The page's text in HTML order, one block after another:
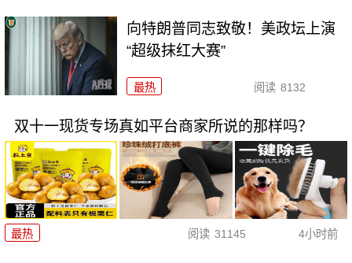
向特朗普同志致敬！美政坛上演
“超级抹红大赛”
最热 阅读 8132
双十一现货专场真如平台商家所说的那样吗？
最热 阅读 31145 4小时前